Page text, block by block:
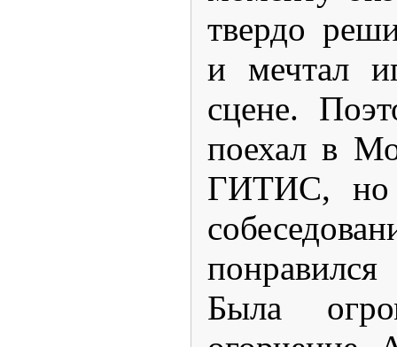
твердо
и мечтал
сцене.
поехал в
ГИТИС, но
Была